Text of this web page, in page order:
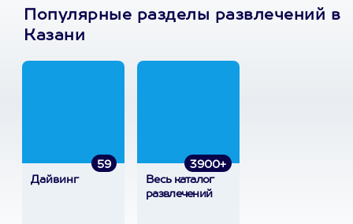
Популярные разделы развлечений в
Казани
59
Дайвинг
3900+
Весь каталог
развлечений